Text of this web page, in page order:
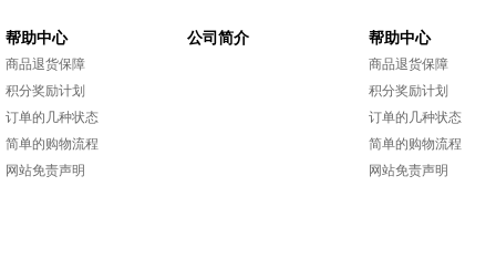
帮助中心
商品退货保障
积分奖励计划
订单的几种状态
简单的购物流程
网站免责声明
公司简介 帮助中心
商品退货保障
积分奖励计划
订单的几种状态
简单的购物流程
网站免责声明